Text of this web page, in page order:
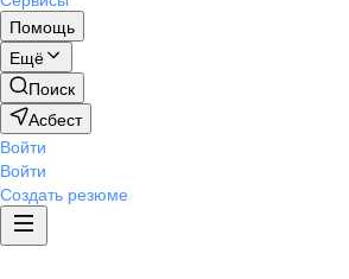
Помощь
Ещё
Поиск
Асбест
Войти
Войти
Создать резюме